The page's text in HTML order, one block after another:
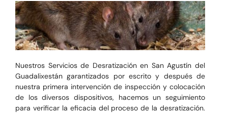
Nuestros Servicios de Desratización en San Agustín del
Guadalixestán garantizados por escrito y después de
nuestra primera intervención de inspección y colocación
de los diversos dispositivos, hacemos un seguimiento
para verificar la eficacia del proceso de la desratización.